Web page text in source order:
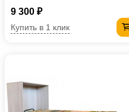
9 300 ₽
Купить в 1 клик